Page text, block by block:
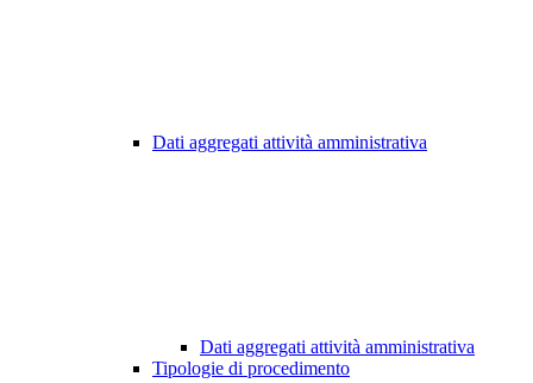
Dati aggregati attività amministrativa
Dati aggregati attività amministrativa
Tipologie di procedimento